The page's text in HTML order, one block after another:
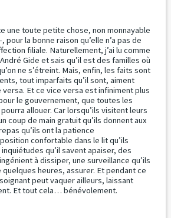
une toute petite chose, non monnayable
pour la bonne raison qu’elle n’a pas de
filiale. Naturellement, j’ai lu comme
Gide et sais qu’il est des familles où
ne s’étreint. Mais, enfin, les faits sont
tout imparfaits qu’il sont, aiment
Et ce vice versa est infiniment plus
le gouvernement, que toutes les
allouer. Car lorsqu’ils visitent leurs
coup de main gratuit qu’ils donnent aux
qu’ils ont la patience
confortable dans le lit qu’ils
qu’il savent apaiser, des
à dissiper, une surveillance qu’ils
quelques heures, assurer. Et pendant ce
peut vaquer ailleurs, laissant
Et tout cela… bénévolement.